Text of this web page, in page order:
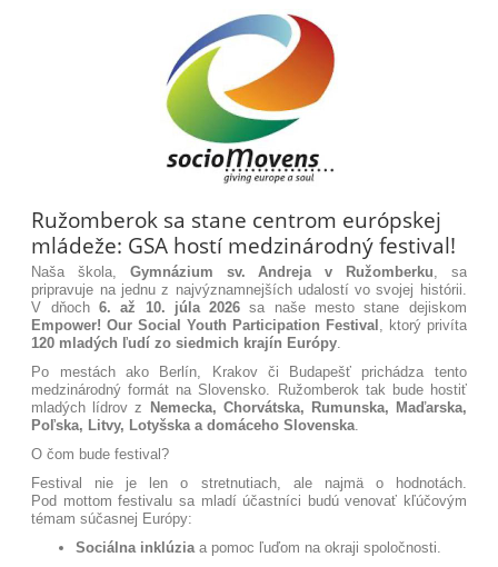
Ružomberok sa stane centrom európskej
mládeže: GSA hostí medzinárodný festival!
Naša škola, Gymnázium sv. Andreja v Ružomberku, sa
pripravuje na jednu z najvýznamnejších udalostí vo svojej histórii.
V dňoch 6. až 10. júla 2026 sa naše mesto stane dejiskom
Empower! Our Social Youth Participation Festival , ktorý privíta
120 mladých ľudí zo siedmich krajín Európy.
Po mestách ako Berlín, Krakov či Budapešť prichádza tento
medzinárodný formát na Slovensko. Ružomberok tak bude hostiť
mladých lídrov z
Nemecka, Chorvátska, Rumunska, Maďarska,
Poľska, Litvy, Lotyšska a domáceho Slovenska.
O čom bude festival?
Festival nie je len o stretnutiach, ale najmä o hodnotách.
Pod mottom festivalu sa mladí účastníci budú venovať kľúčovým
témam súčasnej Európy:
Sociálna inklúziaa pomoc ľuďom na okraji spoločnosti.